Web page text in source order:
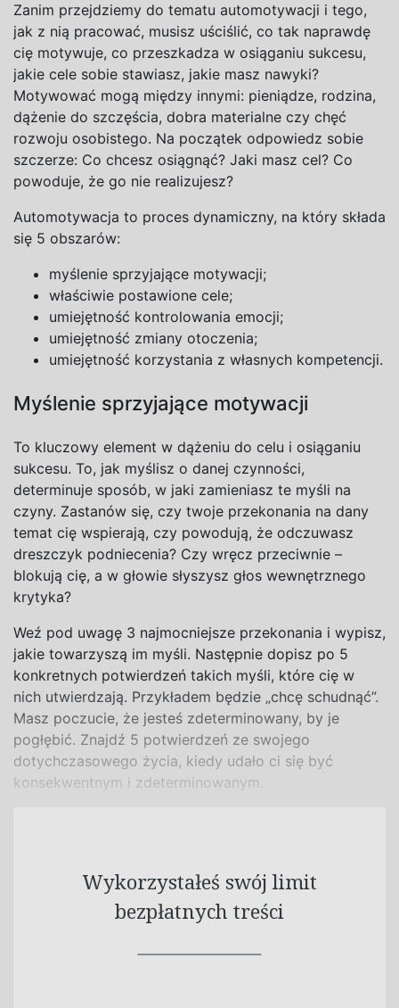
Zanim przejdziemy do tematu automotywacji i tego,
jak z nią pracować, musisz uściślić, co tak naprawdę
cię motywuje, co przeszkadza w osiąganiu sukcesu,
jakie cele sobie stawiasz, jakie masz nawyki?
Motywować mogą między innymi: pieniądze, rodzina,
dążenie do szczęścia, dobra materialne czy chęć
rozwoju osobistego. Na początek odpowiedz sobie
szczerze: Co chcesz osiągnąć? Jaki masz cel? Co
powoduje, że go nie realizujesz?
Automotywacja to proces dynamiczny, na który składa
się 5 obszarów:
myślenie sprzyjające motywacji;
właściwie postawione cele;
umiejętność kontrolowania emocji;
umiejętność zmiany otoczenia;
umiejętność korzystania z własnych kompetencji.
Myślenie sprzyjające motywacji
To kluczowy element w dążeniu do celu i osiąganiu
sukcesu. To, jak myślisz o danej czynności,
determinuje sposób, w jaki zamieniasz te myśli na
czyny. Zastanów się, czy twoje przekonania na dany
temat cię wspierają, czy powodują, że odczuwasz
dreszczyk podniecenia? Czy wręcz przeciwnie –
blokują cię, a w głowie słyszysz głos wewnętrznego
krytyka?
Weź pod uwagę 3 najmocniejsze przekonania i wypisz,
jakie towarzyszą im myśli. Następnie dopisz po 5
konkretnych potwierdzeń takich myśli, które cię w
nich utwierdzają. Przykładem będzie „chcę schudnąć”.
Masz poczucie, że jesteś zdeterminowany, by je
pogłębić. Znajdź 5 potwierdzeń ze swojego
dotychczasowego życia, kiedy udało ci się być
konsekwentnym i zdeterminowanym.
Wykorzystałeś swój limit
bezpłatnych treści